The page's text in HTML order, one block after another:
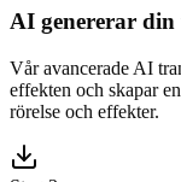
AI genererar din
Vår avancerade AI
effekten och skapar
rörelse och effekter.